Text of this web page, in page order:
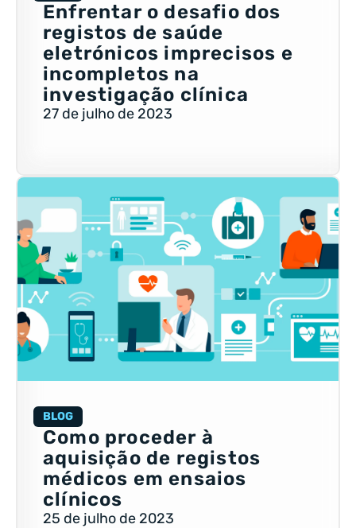
Enfrentar o desafio dos
registos de saúde
eletrónicos imprecisos e
incompletos na
investigação clínica
27 de julho de 2023
BLOG
Como proceder à
aquisição de registos
médicos em ensaios
clínicos
25 de julho de 2023